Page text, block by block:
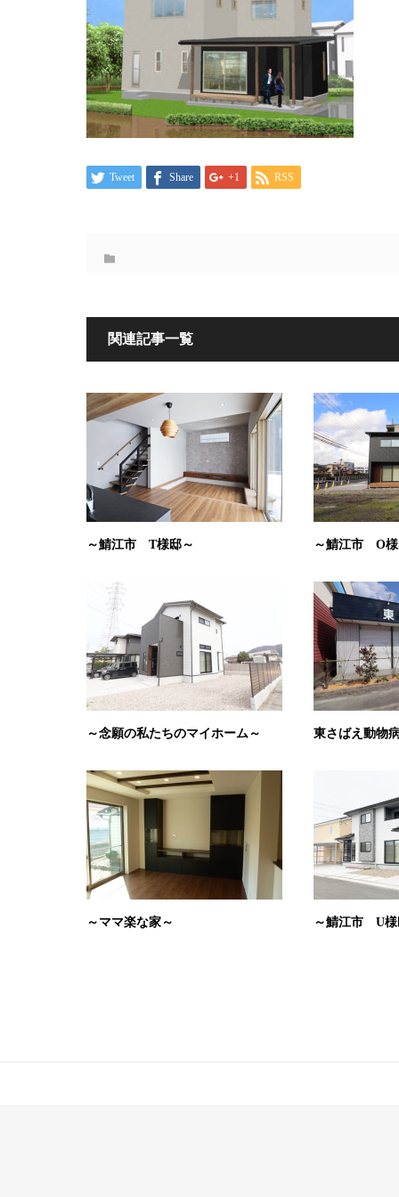
Tweet Share +1 RSS
関連記事一覧
～鯖江市 T様邸～ ～鯖江市 O様
～念願の私たちのマイホーム～ 東さばえ動物
～ママ楽な家～ ～鯖江市 U様